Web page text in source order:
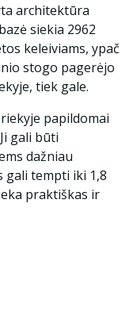
architektūra
siekia 2962
keleiviams, ypač
stogo pagerėjo
tiek gale.
papildomai
gali būti
dažniau
gali tempti iki 1,8
praktiškas ir